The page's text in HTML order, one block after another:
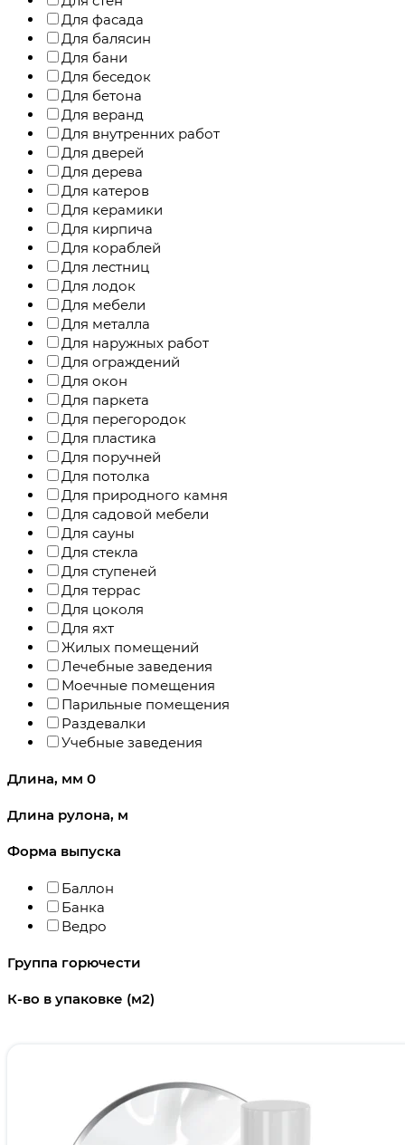
Для фасада
Для балясин
Для бани
Для беседок
Для бетона
Для веранд
Для внутренних работ
Для дверей
Для дерева
Для катеров
Для керамики
Для кирпича
Для кораблей
Для лестниц
Для лодок
Для мебели
Для металла
Для наружных работ
Для ограждений
Для окон
Для паркета
Для перегородок
Для пластика
Для поручней
Для потолка
Для природного камня
Для садовой мебели
Для сауны
Для стекла
Для ступеней
Для террас
Для цоколя
Для яхт
Жилых помещений
Лечебные заведения
Моечные помещения
Парильные помещения
Раздевалки
Учебные заведения
Длина, мм 0
Длина рулона, м
Форма выпуска
Баллон
Банка
Ведро
Группа горючести
К-во в упаковке (м2)